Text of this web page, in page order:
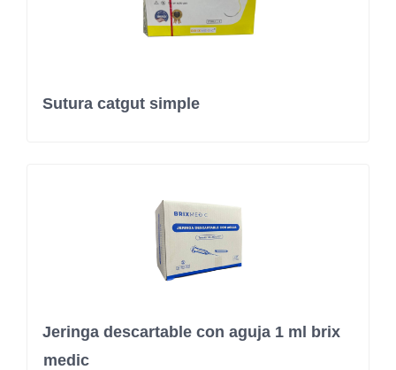
Sutura catgut simple
Jeringa descartable con aguja 1 ml brix
medic